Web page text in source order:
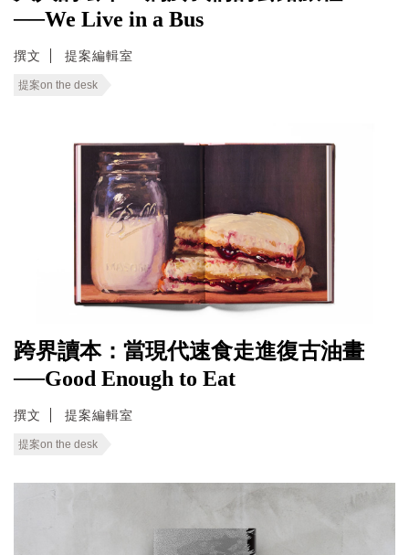
──We Live in a Bus
撰文 提案編輯室
提案on the desk
跨界讀本：當現代速食走進復古油畫
──Good Enough to Eat
撰文 提案編輯室
提案on the desk